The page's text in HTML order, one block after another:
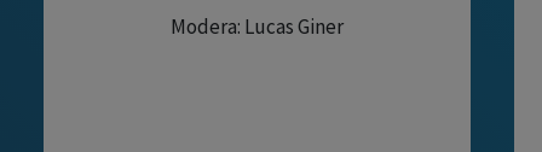
Modera: Lucas Giner